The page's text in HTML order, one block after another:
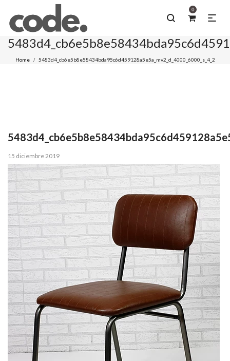
0
Home / 5483d4_cb6e5b8e58434bda95c6d459128a5e5a_mv2_d_4000_6000_s_4_2
Posted
on
15 diciembre 2019